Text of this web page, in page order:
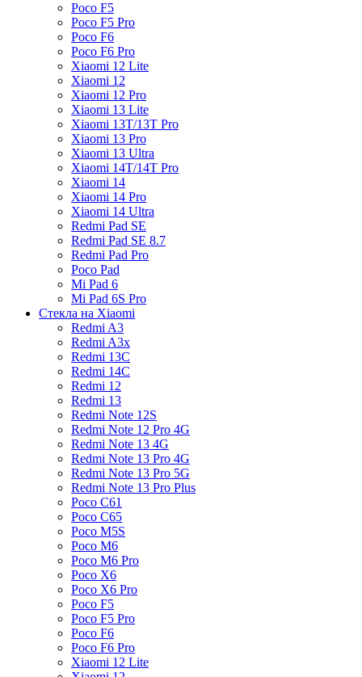
Poco F5
Poco F5 Pro
Poco F6
Poco F6 Pro
Xiaomi 12 Lite
Xiaomi 12
Xiaomi 12 Pro
Xiaomi 13 Lite
Xiaomi 13T/13T Pro
Xiaomi 13 Pro
Xiaomi 13 Ultra
Xiaomi 14T/14T Pro
Xiaomi 14
Xiaomi 14 Pro
Xiaomi 14 Ultra
Redmi Pad SE
Redmi Pad SE 8.7
Redmi Pad Pro
Poco Pad
Mi Pad 6
Mi Pad 6S Pro
Стекла на Xiaomi
Redmi A3
Redmi A3x
Redmi 13C
Redmi 14C
Redmi 12
Redmi 13
Redmi Note 12S
Redmi Note 12 Pro 4G
Redmi Note 13 4G
Redmi Note 13 Pro 4G
Redmi Note 13 Pro 5G
Redmi Note 13 Pro Plus
Poco C61
Poco C65
Poco M5S
Poco M6
Poco M6 Pro
Poco X6
Poco X6 Pro
Poco F5
Poco F5 Pro
Poco F6
Poco F6 Pro
Xiaomi 12 Lite